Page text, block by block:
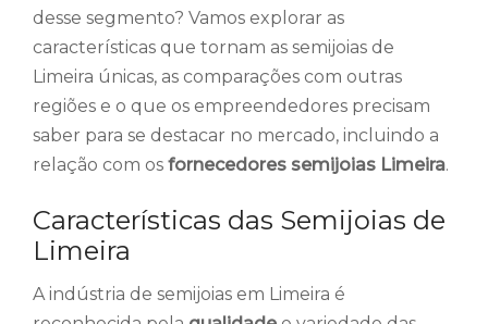
desse segmento? Vamos explorar as
características que tornam as semijoias de
Limeira únicas, as comparações com outras
regiões e o que os empreendedores precisam
saber para se destacar no mercado, incluindo a
relação com os fornecedores semijoias Limeira.
Características das Semijoias de
Limeira
A indústria de semijoias em Limeira é